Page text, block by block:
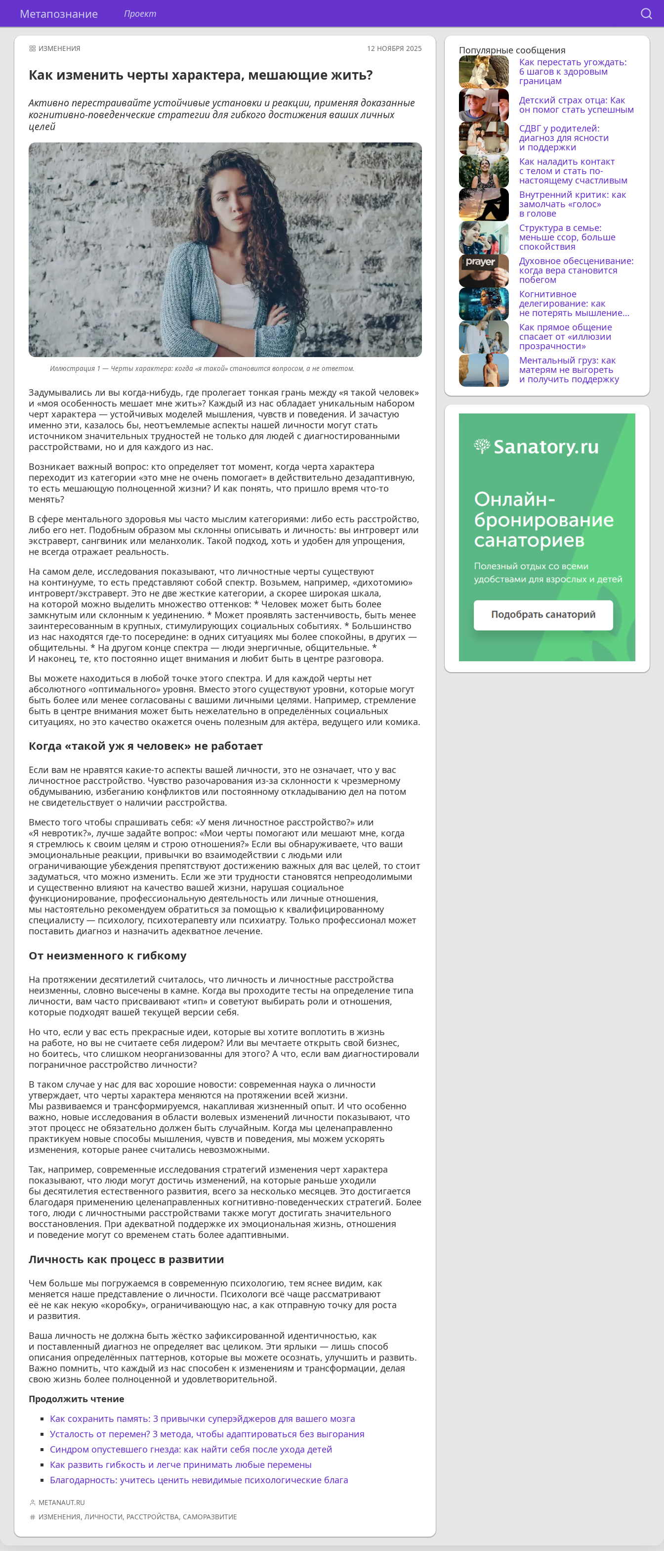
Метапознание Проект
ИЗМЕНЕНИЯ 12 НОЯБРЯ 2025
Как изменить черты характера, мешающие жить?
Активно перестраивайте устойчивые установки и реакции, применяя доказанные
когнитивно-поведенческие стратегии для гибкого достижения ваших личных
целей
Черты характера: когда «я такой» становится вопросом, а не ответом.
Задумывались ли вы когда-нибудь, где пролегает тонкая грань между «я такой человек»
и «моя особенность мешает мне жить»? Каждый из нас обладает уникальным набором
черт характера — устойчивых моделей мышления, чувств и поведения. И зачастую
именно эти, казалось бы, неотъемлемые аспекты нашей личности могут стать
источником значительных трудностей не только для людей с диагностированными
расстройствами, но и для каждого из нас.
Возникает важный вопрос: кто определяет тот момент, когда черта характера
переходит из категории «это мне не очень помогает» в действительно дезадаптивную,
то есть мешающую полноценной жизни? И как понять, что пришло время что-то
менять?
В сфере ментального здоровья мы часто мыслим категориями: либо есть расстройство,
либо его нет. Подобным образом мы склонны описывать и личность: вы интроверт или
экстраверт, сангвиник или меланхолик. Такой подход, хоть и удобен для упрощения,
не всегда отражает реальность.
На самом деле, исследования показывают, что личностные черты существуют
на континууме, то есть представляют собой спектр. Возьмем, например, «дихотомию»
интроверт/экстраверт. Это не две жесткие категории, а скорее широкая шкала,
на которой можно выделить множество оттенков: * Человек может быть более
замкнутым или склонным к уединению. * Может проявлять застенчивость, быть менее
заинтересованным в крупных, стимулирующих социальных событиях. * Большинство
из нас находятся где-то посередине: в одних ситуациях мы более спокойны, в других —
общительны. * На другом конце спектра — люди энергичные, общительные. *
И наконец, те, кто постоянно ищет внимания и любит быть в центре разговора.
Вы можете находиться в любой точке этого спектра. И для каждой черты нет
абсолютного «оптимального» уровня. Вместо этого существуют уровни, которые могут
быть более или менее согласованы с вашими личными целями. Например, стремление
быть в центре внимания может быть нежелательно в определённых социальных
ситуациях, но это качество окажется очень полезным для актёра, ведущего или комика.
Когда «такой уж я человек» не работает
Если вам не нравятся какие-то аспекты вашей личности, это не означает, что у вас
личностное расстройство. Чувство разочарования из-за склонности к чрезмерному
обдумыванию, избеганию конфликтов или постоянному откладыванию дел на потом
не свидетельствует о наличии расстройства.
Вместо того чтобы спрашивать себя: «У меня личностное расстройство?» или
«Я невротик?», лучше задайте вопрос: «Мои черты помогают или мешают мне, когда
я стремлюсь к своим целям и строю отношения?» Если вы обнаруживаете, что ваши
эмоциональные реакции, привычки во взаимодействии с людьми или
ограничивающие убеждения препятствуют достижению важных для вас целей, то стоит
задуматься, что можно изменить. Если же эти трудности становятся непреодолимыми
и существенно влияют на качество вашей жизни, нарушая социальное
функционирование, профессиональную деятельность или личные отношения,
мы настоятельно рекомендуем обратиться за помощью к квалифицированному
специалисту — психологу, психотерапевту или психиатру. Только профессионал может
поставить диагноз и назначить адекватное лечение.
От неизменного к гибкому
На протяжении десятилетий считалось, что личность и личностные расстройства
неизменны, словно высечены в камне. Когда вы проходите тесты на определение типа
личности, вам часто присваивают «тип» и советуют выбирать роли и отношения,
которые подходят вашей текущей версии себя.
Но что, если у вас есть прекрасные идеи, которые вы хотите воплотить в жизнь
на работе, но вы не считаете себя лидером? Или вы мечтаете открыть свой бизнес,
но боитесь, что слишком неорганизованны для этого? А что, если вам диагностировали
пограничное расстройство личности?
В таком случае у нас для вас хорошие новости: современная наука о личности
утверждает, что черты характера меняются на протяжении всей жизни.
Мы развиваемся и трансформируемся, накапливая жизненный опыт. И что особенно
важно, новые исследования в области волевых изменений личности показывают, что
этот процесс не обязательно должен быть случайным. Когда мы целенаправленно
практикуем новые способы мышления, чувств и поведения, мы можем ускорять
изменения, которые ранее считались невозможными.
Так, например, современные исследования стратегий изменения черт характера
показывают, что люди могут достичь изменений, на которые раньше уходили
бы десятилетия естественного развития, всего за несколько месяцев. Это достигается
благодаря применению целенаправленных когнитивно-поведенческих стратегий. Более
того, люди с личностными расстройствами также могут достигать значительного
восстановления. При адекватной поддержке их эмоциональная жизнь, отношения
и поведение могут со временем стать более адаптивными.
Личность как процесс в развитии
Чем больше мы погружаемся в современную психологию, тем яснее видим, как
меняется наше представление о личности. Психологи всё чаще рассматривают
её не как некую «коробку», ограничивающую нас, а как отправную точку для роста
и развития.
Ваша личность не должна быть жёстко зафиксированной идентичностью, как
и поставленный диагноз не определяет вас целиком. Эти ярлыки — лишь способ
описания определённых паттернов, которые вы можете осознать, улучшить и развить.
Важно помнить, что каждый из нас способен к изменениям и трансформации, делая
свою жизнь более полноценной и удовлетворительной.
Продолжить чтение
Как сохранить память: 3 привычки суперэйджеров для вашего мозга
Усталость от перемен? 3 метода, чтобы адаптироваться без выгорания
Синдром опустевшего гнезда: как найти себя после ухода детей
Как развить гибкость и легче принимать любые перемены
Благодарность: учитесь ценить невидимые психологические блага
METANAUT.RU
ИЗМЕНЕНИЯ,ЛИЧНОСТИ, РАССТРОЙСТВА, САМОРАЗВИТИЕ
Популярные сообщения
Как перестать угождать:
6 шагов к здоровым
границам
Детский страх отца: Как
он помог стать успешным
СДВГ у родителей:
диагноз для ясности
и поддержки
Как наладить контакт
с телом и стать по-
настоящему счастливым
Внутренний критик: как
замолчать «голос»
в голове
Структура в семье:
меньше ссор, больше
спокойствия
Духовное обесценивание:
когда вера становится
побегом
Когнитивное
делегирование: как
не потерять мышление
с ИИ
Как прямое общение
спасает от «иллюзии
прозрачности»
Ментальный груз: как
матерям не выгореть
и получить поддержку